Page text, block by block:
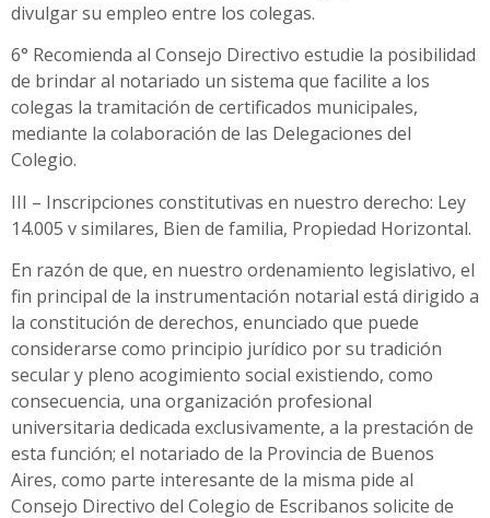
divulgar su empleo entre los colegas.
6° Recomienda al Consejo Directivo estudie la posibilidad
de brindar al notariado un sistema que facilite a los
colegas la tramitación de certificados municipales,
mediante la colaboración de las Delegaciones del
Colegio.
III – Inscripciones constitutivas en nuestro derecho: Ley
14.005 v similares, Bien de familia, Propiedad Horizontal.
En razón de que, en nuestro ordenamiento legislativo, el
fin principal de la instrumentación notarial está dirigido a
la constitución de derechos, enunciado que puede
considerarse como principio jurídico por su tradición
secular y pleno acogimiento social existiendo, como
consecuencia, una organización profesional
universitaria dedicada exclusivamente, a la prestación de
esta función; el notariado de la Provincia de Buenos
Aires, como parte interesante de la misma pide al
Consejo Directivo del Colegio de Escribanos solicite de